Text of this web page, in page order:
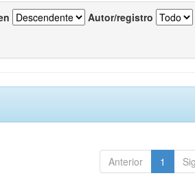
Autor/registro
Anterior 1